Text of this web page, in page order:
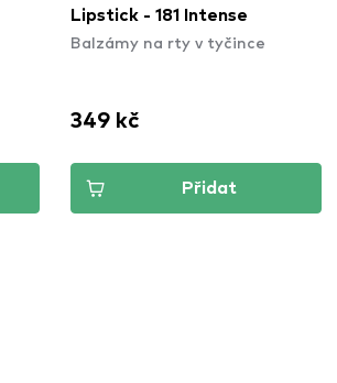
Lipstick - 181 Intense
Balzámy na rty v tyčince
349 kč
Přidat